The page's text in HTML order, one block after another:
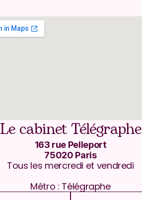
Le cabinet Télégraphe
163 rue Pelleport
75020 Paris
Tous les mercredi et vendredi
Métro : Télégraphe